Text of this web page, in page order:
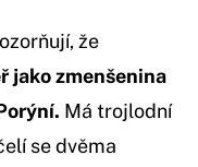
že
jako zmenšenina
Má trojlodní
se dvěma